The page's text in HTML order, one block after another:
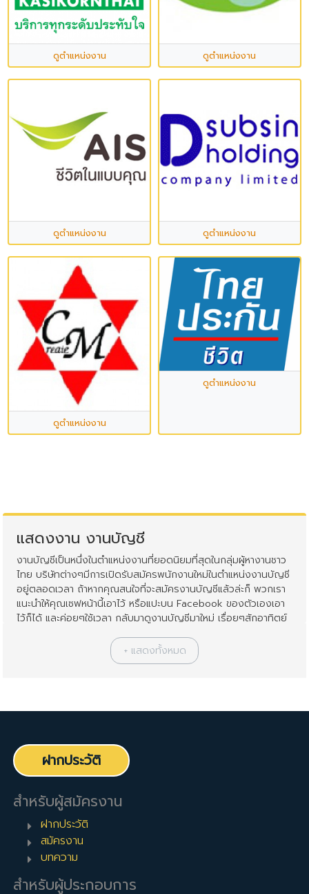
ดูตำแหน่งงาน ดูตำแหน่งงาน
ดูตำแหน่งงาน ดูตำแหน่งงาน
ดูตำแหน่งงาน
ดูตำแหน่งงาน
แสดงงาน งานบัญชี
งานบัญชีเป็นหนึ่งในตำแหน่งงานที่ยอดนิยมที่สุดในกลุ่มผู้หางานชาว
ไทย บริษัทต่างๆมีการเปิดรับสมัครพนักงานใหม่ในตำแหน่งงานบัญชี
อยู่ตลอดเวลา ถ้าหากคุณสนใจที่จะสมัครงานบัญชีแล้วล่ะก็ พวกเรา
แนะนำให้คุณเซฟหน้านี้เอาไว้ หรือแปะบน Facebook ของตัวเองเอา
ไว้ก็ได้ และค่อยๆใช้เวลา กลับมาดูงานบัญชีมาใหม่ เรื่อยๆสักอาทิตย์
ไม่ถูกว่าจะสมัครบริษัทไหนดี
คุณสามารถกรองผลการค้นหาได้ด้วยตำแหน่งงานที่เกี่ยวข้องต่อไป
ระดับเงินเดือนนักบัญชี
นอกจากนี้แล้ว คุณยังสามารถค้นหางานบัญชีจากระดับเงินเดือนได้
เช่นกัน ขอเพียงคุณมีคุณสมบัติตรงตามที่บริษัทกำหนดไว้ คุณก็
สามารถสมัครงานนั้นๆได้อย่างแน่นอน ลองดูกันนะครับ
งานบัญชีเงินเดือน 15,000 บาทขึ้นไป
งานบัญชีเงินเดือน 20,000 บาทขึ้นไป
ฝากประวัติ
สำหรับผู้สมัครงาน
ฝากประวัติ
สมัครงาน
บทความ
สำหรับผู้ประกอบการ